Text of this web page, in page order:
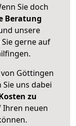
Sie doch
Beratung
unsere
gerne auf
Göttingen
uns dabei
zu
Ihren neuen